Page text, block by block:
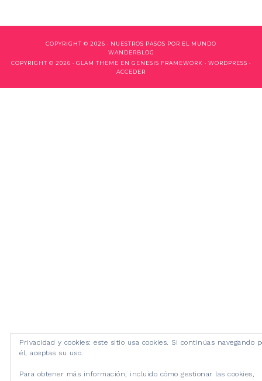
COPYRIGHT © 2026 · NUESTROS PASOS POR EL MUNDO
WANDERBLOG
COPYRIGHT © 2026 · GLAM THEME EN GENESIS FRAMEWORK · WORDPRESS ·
ACCEDER
Privacidad y cookies: este sitio usa cookies. Si continúas navegando
él, aceptas su uso.
Para obtener más información, incluido cómo gestionar las cookies,